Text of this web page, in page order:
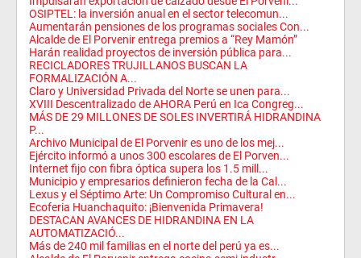
OSIPTEL: la inversión anual en el sector telecomun...
Aumentarán pensiones de los programas sociales Con...
Alcalde de El Porvenir entrega premios a “Rey Mamón”
Harán realidad proyectos de inversión pública para...
RECICLADORES TRUJILLANOS BUSCAN LA
FORMALIZACIÓN A...
Claro y Universidad Privada del Norte se unen para...
XVIII Descentralizado de AHORA Perú en Ica Congreg...
MÁS DE 29 MILLONES DE SOLES INVERTIRÁ HIDRANDINA
P...
Archivo Municipal de El Porvenir es uno de los mej...
Ejército informó a unos 300 escolares de El Porven...
Internet fijo con fibra óptica supera los 1.5 mill...
Municipio y empresarios definieron fecha de la Cal...
Lexus y el Séptimo Arte: Un Compromiso Cultural en...
Ecoferia Huanchaquito: ¡Bienvenida Primavera!
DESTACAN AVANCES DE HIDRANDINA EN LA
AUTOMATIZACIÓ...
Más de 240 mil familias en el norte del perú ya es...